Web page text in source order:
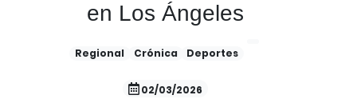
en Los Ángeles
Regional Crónica Deportes
02/03/2026